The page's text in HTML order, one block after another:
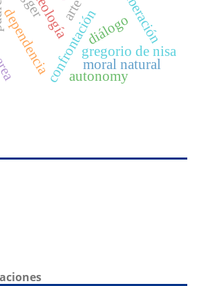
teología
confrontacióngregorio de nisa
dependencia liberación
diálogo
moral natural
arte
autonomy